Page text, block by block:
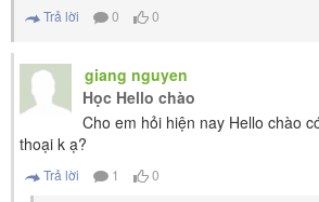
Trả lời 0 0
giang nguyen
Học Hello chào
Cho em hỏi hiện nay Hello chào
thoại k ạ?
Trả lời 1 0